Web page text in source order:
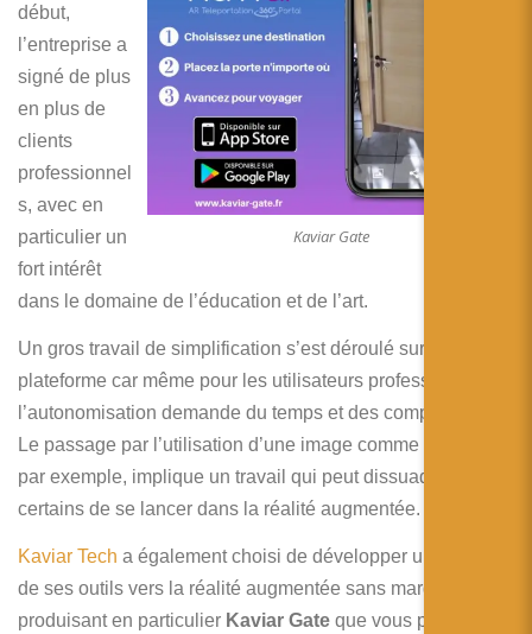
Kaviar Gate
début,
l’entreprise a
signé de plus
en plus de
clients
professionnel
s, avec en
particulier un
fort intérêt
dans le domaine de l’éducation et de l’art.
Un gros travail de simplification s’est déroulé sur la
plateforme car même pour les utilisateurs professionnels,
l’autonomisation demande du temps et des compétences.
Le passage par l’utilisation d’une image comme marqueur,
par exemple, implique un travail qui peut dissuader
certains de se lancer dans la réalité augmentée.
Kaviar Tech a également choisi de développer une partie
de ses outils vers la réalité augmentée sans marqueur en
produisant en particulier Kaviar Gate que vous pouvez